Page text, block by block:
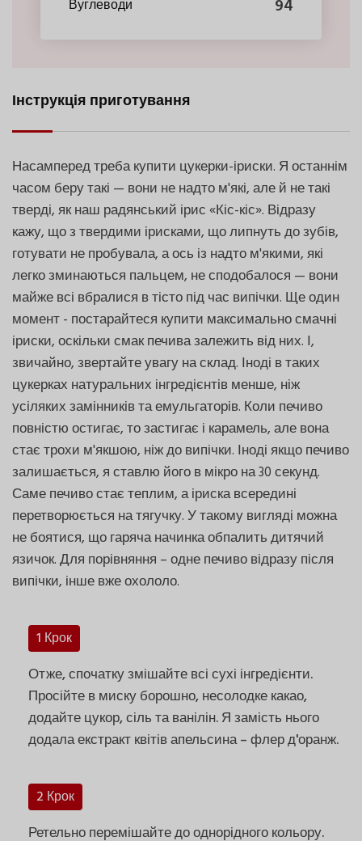
Вуглеводи 94
Інструкція приготування
Насамперед треба купити цукерки-іриски. Я останнім
часом беру такі — вони не надто м'які, але й не такі
тверді, як наш радянський ірис «Кіс-кіс». Відразу
кажу, що з твердими ірисками, що липнуть до зубів,
готувати не пробувала, а ось із надто м'якими, які
легко зминаються пальцем, не сподобалося — вони
майже всі вбралися в тісто під час випічки. Ще один
момент - постарайтеся купити максимально смачні
іриски, оскільки смак печива залежить від них. І,
звичайно, звертайте увагу на склад. Іноді в таких
цукерках натуральних інгредієнтів менше, ніж
усіляких замінників та емульгаторів. Коли печиво
повністю остигає, то застигає і карамель, але вона
стає трохи м'якшою, ніж до випічки. Іноді якщо печиво
залишається, я ставлю його в мікро на 30 секунд.
Саме печиво стає теплим, а іриска всередині
перетворюється на тягучку. У такому вигляді можна
не боятися, що гаряча начинка обпалить дитячий
язичок. Для порівняння – одне печиво відразу після
випічки, інше вже охололо.
1 Крок
Отже, спочатку змішайте всі сухі інгредієнти.
Просійте в миску борошно, несолодке какао,
додайте цукор, сіль та ванілін. Я замість нього
додала екстракт квітів апельсина – флер д'оранж.
2 Крок
Ретельно перемішайте до однорідного кольору.